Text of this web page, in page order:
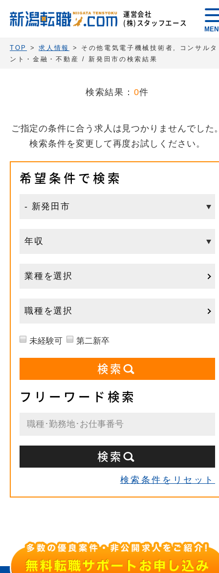
運営会社
(株)スタッフエース
TOP >求人情報
> その他電気電子機械技術者, コンサルタ
ント・金融・不動産 / 新発田市の検索結果
検索結果： 0件
ご指定の条件に合う求人は見つかりませんでした
検索条件を変更して再度お試しください。
希望条件で検索
業種を選択
職種を選択
未経験可 第二新卒
フリーワード検索
検索条件をリセット